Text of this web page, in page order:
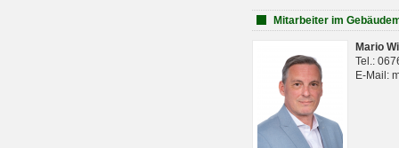
Mitarbeiter im
Mario
Tel.:
E-Mail: